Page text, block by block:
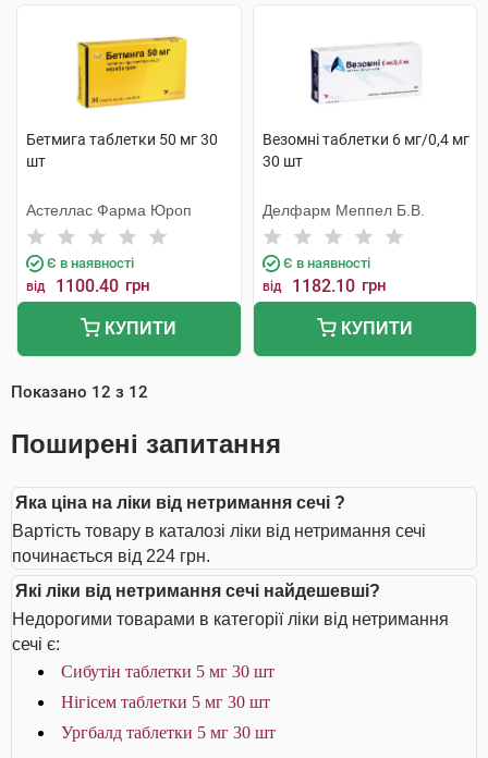
Бетмига таблетки 50 мг 30
шт
Астеллас Фарма Юроп
Є в наявності
від 1100.40 грн
КУПИТИ
Везомні таблетки 6 мг/0,4 мг
30 шт
Делфарм Меппел Б.В.
Є в наявності
від 1182.10 грн
КУПИТИ
Показано 12 з 12
Поширені запитання
Яка ціна на ліки від нетримання сечі ?
Вартість товару в каталозі ліки від нетримання сечі
починається від 224 грн.
Які ліки від нетримання сечі найдешевші?
Недорогими товарами в категорії ліки від нетримання
сечі є:
Сибутін таблетки 5 мг 30 шт
Нігісем таблетки 5 мг 30 шт
Ургбалд таблетки 5 мг 30 шт